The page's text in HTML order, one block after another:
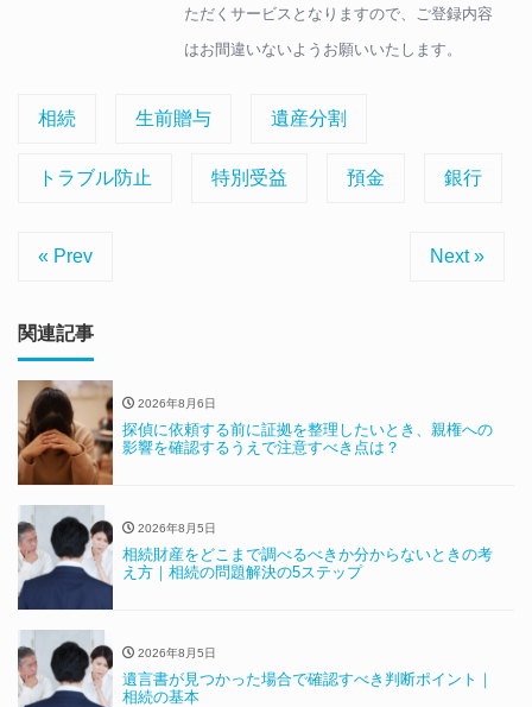
ただくサービスとなりますので、ご登録内容
はお間違いないようお願いいたします。
相続 生前贈与 遺産分割
トラブル防止 特別受益 預金 銀行
« Prev Next »
関連記事
2026年8月6日
探偵に依頼する前に証拠を整理したいとき、親権への
影響を確認するうえで注意すべき点は？
2026年8月5日
相続財産をどこまで調べるべきか分からないときの考
え方｜相続の問題解決の5ステップ
2026年8月5日
遺言書が見つかった場合で確認すべき判断ポイント｜
相続の基本